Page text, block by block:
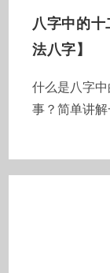
八字中的
法八字】
什么是八字
事？简单讲解